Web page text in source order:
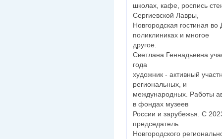
школах, кафе, роспись
Сергиевской Лавры,
Новгородская гостиная
поликлиниках и многое
другое.
Светлана Геннадьевна
года
художник - активный
региональных, и
международных. Работы
в фондах музеев
России и зарубежья. С
председатель
Новгородского